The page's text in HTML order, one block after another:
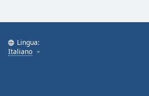
Lingua:
Italiano